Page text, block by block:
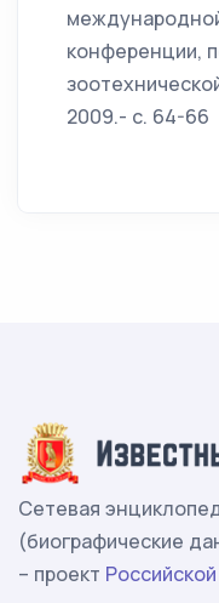
конференции,
2009.- с. 64-66
Сетевая
(биографические
– проект